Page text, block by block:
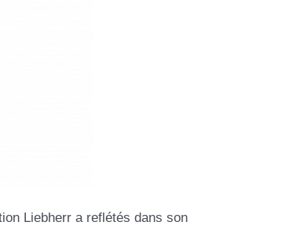
Liebherr a reflétés dans son